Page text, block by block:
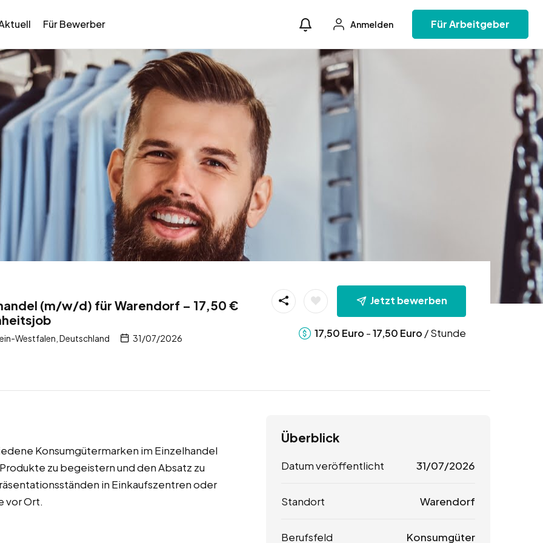
Für Bewerber Anmelden Für Arbeitgeber
(m/w/d) für Warendorf – 17,50 €
Westfalen, Deutschland 31/07/2026
Jetzt bewerben
17,50 Euro -17,50 Euro / Stunde
Konsumgütermarken im Einzelhandel
zu begeistern und den Absatz zu
in Einkaufszentren oder
vor Ort.
Überblick
Datum veröffentlicht 31/07/2026
Standort Warendorf
Berufsfeld Konsumgüter